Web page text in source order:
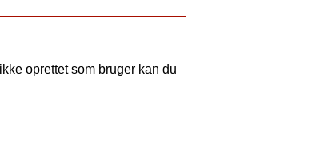
oprettet som bruger kan du